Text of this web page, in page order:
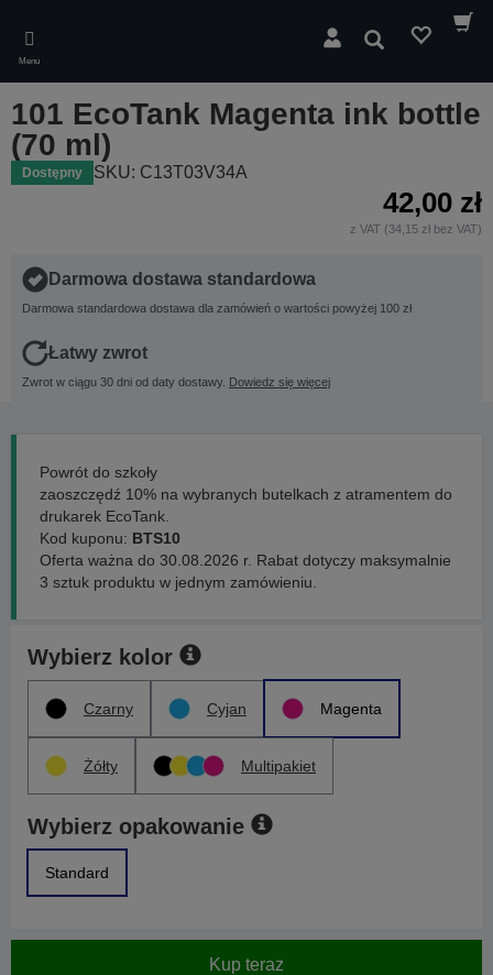
main
content
Menu
Wyszukaj
101 EcoTank Magenta ink bottle
(70 ml)
Dostępny SKU: C13T03V34A
42,00 zł
z VAT (34,15 zł bez VAT)
Darmowa dostawa standardowa
Darmowa standardowa dostawa dla zamówień o wartości powyżej 100 zł
Łatwy zwrot
Zwrot w ciągu 30 dni od daty dostawy. Dowiedz się więcej
Powrót do szkoły
zaoszczędź 10% na wybranych butelkach z atramentem do
drukarek EcoTank.
Kod kuponu: BTS10
Oferta ważna do 30.08.2026 r. Rabat dotyczy maksymalnie
3 sztuk produktu w jednym zamówieniu.
Wybierz kolor
Czarny Cyjan Magenta
Żółty Multipakiet
Wybierz opakowanie
Standard
Kup teraz